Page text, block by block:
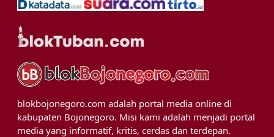
blokbojonegoro.com adalah portal media online di
kabupaten Bojonegoro. Misi kami adalah menjadi portal
media yang informatif, kritis, cerdas dan terdepan.